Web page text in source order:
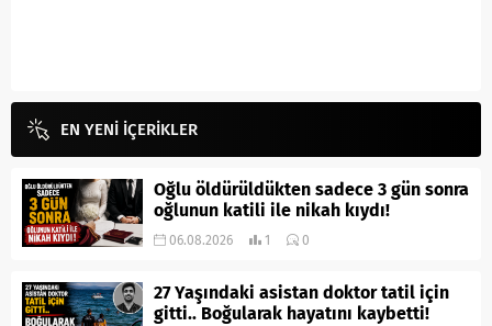
EN YENİ İÇERİKLER
Oğlu öldürüldükten sadece 3 gün sonra
oğlunun katili ile nikah kıydı!
06.08.2026 1 0
27 Yaşındaki asistan doktor tatil için
gitti.. Boğularak hayatını kaybetti!